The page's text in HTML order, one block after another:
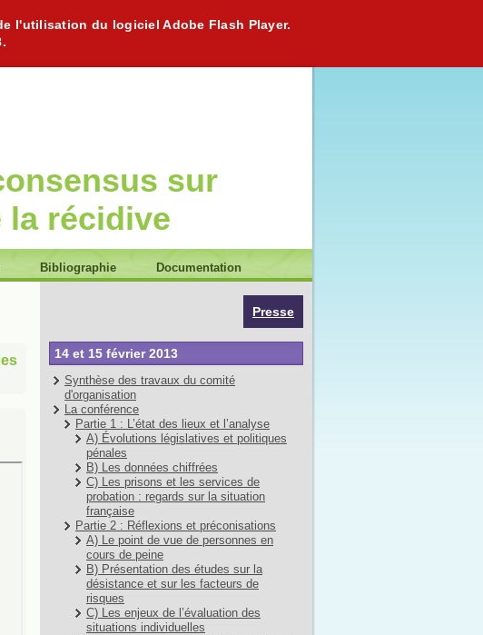
l'utilisation du logiciel Adobe Flash Player.
sur
la récidive
Bibliographie Documentation
Presse
14 et 15 février 2013
Synthèse des travaux du comité
d'organisation
La conférence
Partie 1 : L’état des lieux et l’analyse
A) Évolutions législatives et politiques
pénales
B) Les données chiffrées
C) Les prisons et les services de
probation : regards sur la situation
française
Partie 2 : Réflexions et préconisations
A) Le point de vue de personnes en
cours de peine
B) Présentation des études sur la
désistance et sur les facteurs de
risques
C) Les enjeux de l’évaluation des
situations individuelles